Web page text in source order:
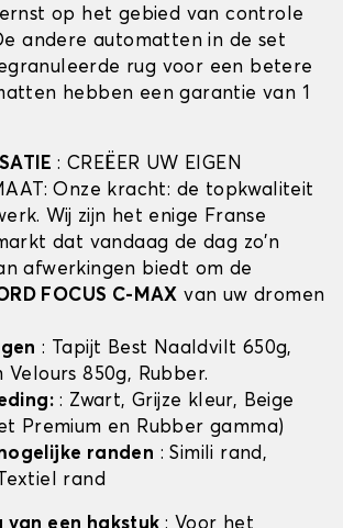
op het gebied van controle
andere automatten in de set
rug voor een betere
hebben een garantie van 1
: CREËER UW EIGEN
Onze kracht: de topkwaliteit
Wij zijn het enige Franse
dat vandaag de dag zo'n
afwerkingen biedt om de
FOCUS C-MAX van uw dromen
: Tapijt Best Naaldvilt 650g,
Velours 850g, Rubber.
: Zwart, Grijze kleur, Beige
Premium en Rubber gamma)
randen : Simili rand,
rand